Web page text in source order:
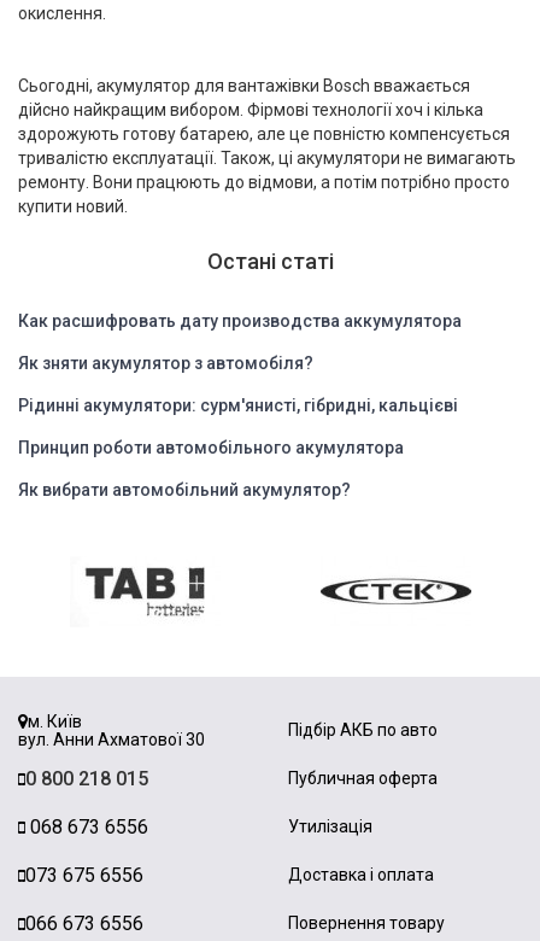
окислення.
Сьогодні, акумулятор для вантажівки Bosch вважається
дійсно найкращим вибором. Фірмові технології хоч і кілька
здорожують готову батарею, але це повністю компенсується
тривалістю експлуатації. Також, ці акумулятори не вимагають
ремонту. Вони працюють до відмови, а потім потрібно просто
купити новий.
Остані статі
Как расшифровать дату производства аккумулятора
Як зняти акумулятор з автомобіля?
Рідинні акумулятори: сурм'янисті, гібридні, кальцієві
Принцип роботи автомобільного акумулятора
Як вибрати автомобільний акумулятор?
м. Київ
вул. Анни Ахматової 30
0 800 218 015
068 673 6556
073 675 6556
066 673 6556
Підбір АКБ по авто
Публичная оферта
Утилізація
Доставка і оплата
Повернення товару